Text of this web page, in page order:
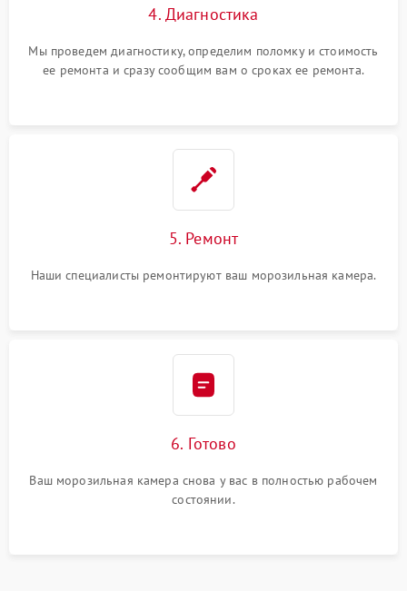
4. Диагностика
Мы проведем диагностику, определим поломку и стоимость
ее ремонта и сразу сообщим вам о сроках ее ремонта.
5. Ремонт
Наши специалисты ремонтируют ваш морозильная камера.
6. Готово
Ваш морозильная камера снова у вас в полностью рабочем
состоянии.